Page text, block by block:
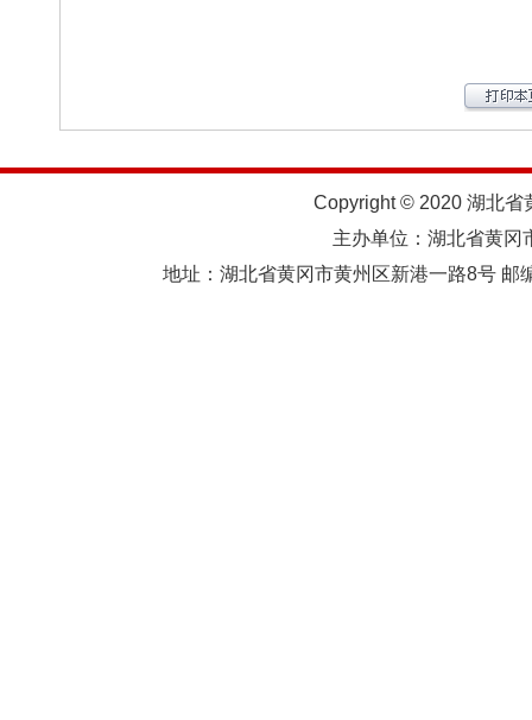
Copyright © 2020 湖北省
主办单位：湖北省黄
地址：湖北省黄冈市黄州区新港一路8号